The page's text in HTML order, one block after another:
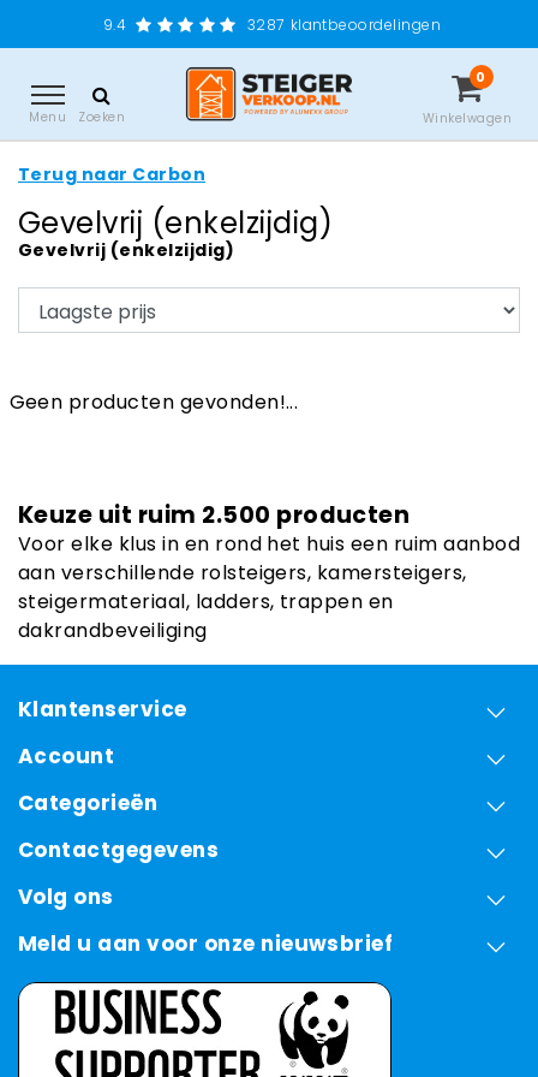
9.4 3287 klantbeoordelingen
Menu Zoeken
0
Winkelwagen
Terug naar Carbon
Gevelvrij (enkelzijdig)
Gevelvrij (enkelzijdig)
Geen producten gevonden!...
Keuze uit ruim 2.500 producten
Voor elke klus in en rond het huis een ruim aanbod
aan verschillende rolsteigers, kamersteigers,
steigermateriaal, ladders, trappen en
dakrandbeveiliging
Klantenservice
Account
Categorieën
Contactgegevens
Volg ons
Meld u aan voor onze nieuwsbrief